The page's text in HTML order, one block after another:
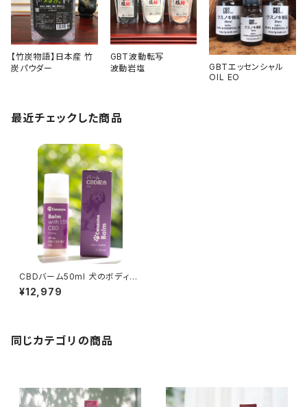
【竹炭物語】日本産 竹
炭パウダー
GBT波動転写
波動岩塩
GBTエッセンシャル
OIL EO
最近チェックした商品
CBDバーム50ml 犬のボディケ
ア・スキンケア用 CBD1.5%配
合
¥12,979
同じカテゴリの商品